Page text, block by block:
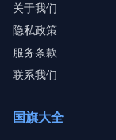
关于我们
隐私政策
服务条款
联系我们
国旗大全